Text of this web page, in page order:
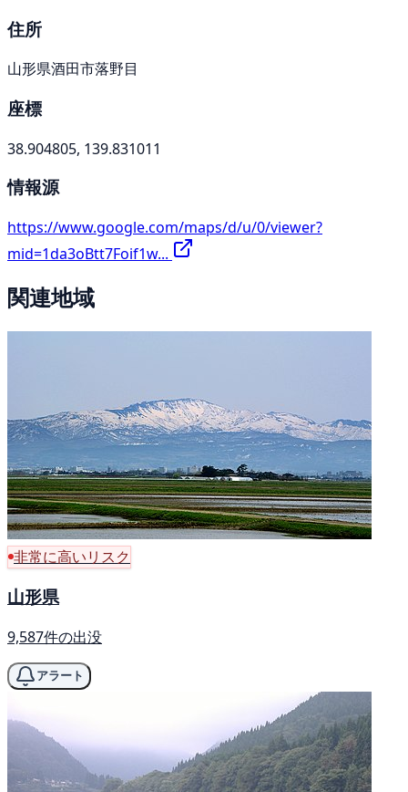
住所
山形県酒田市落野目
座標
38.904805, 139.831011
情報源
https://www.google.com/maps/d/u/0/viewer?
mid=1da3oBtt7Foif1w...
関連地域
非常に高いリスク
山形県
9,587件の出没
アラート